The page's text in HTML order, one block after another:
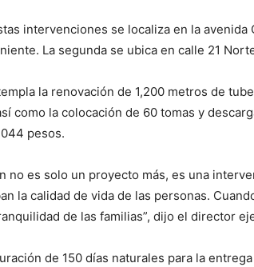
intervenciones se localiza en la avenida
La segunda se ubica en calle 21
la renovación de 1,200 metros de
como la colocación de 60 tomas y
pesos.
no es solo un proyecto más, es una
la calidad de vida de las personas.
de las familias”, dijo el director
de 150 días naturales para la